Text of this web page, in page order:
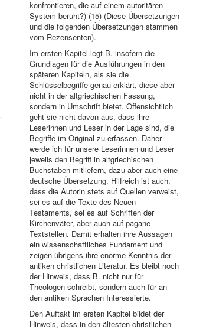
konfrontieren, die auf einem autoritären
System beruht?) (15) (Diese Übersetzungen
und die folgenden Übersetzungen stammen
vom Rezensenten).
Im ersten Kapitel legt B. insofern die
Grundlagen für die Ausführungen in den
späteren Kapiteln, als sie die
Schlüsselbegriffe genau erklärt, diese aber
nicht in der altgriechischen Fassung,
sondern in Umschrift bietet. Offensichtlich
geht sie nicht davon aus, dass ihre
Leserinnen und Leser in der Lage sind, die
Begriffe im Original zu erfassen. Daher
werde ich für unsere Leserinnen und Leser
jeweils den Begriff in altgriechischen
Buchstaben mitliefern, dazu aber auch eine
deutsche Übersetzung. Hilfreich ist auch,
dass die Autorin stets auf Quellen verweist,
sei es auf die Texte des Neuen
Testaments, sei es auf Schriften der
Kirchenväter, aber auch auf pagane
Textstellen. Damit erhalten ihre Aussagen
ein wissenschaftliches Fundament und
zeigen übrigens ihre enorme Kenntnis der
antiken christlichen Literatur. Es bleibt noch
der Hinweis, dass B. nicht nur für
Theologen schreibt, sondern auch für an
den antiken Sprachen Interessierte.
Den Auftakt im ersten Kapitel bildet der
Hinweis, dass in den ältesten christlichen